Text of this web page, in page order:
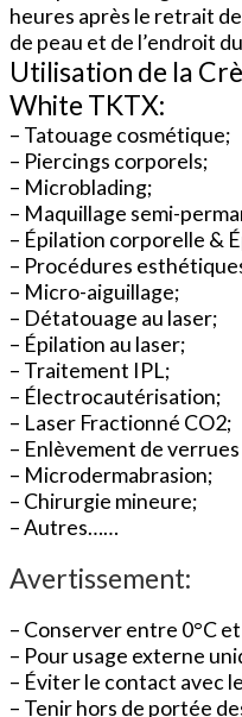
heures après le retrait
de peau et de l’endroit
Utilisation de la
White TKTX:
– Tatouage cosmétique;
– Piercings corporels;
– Microblading;
– Maquillage semi-
– Épilation corporelle &
– Procédures
– Micro-aiguillage;
– Détatouage au laser;
– Épilation au laser;
– Traitement IPL;
– Électrocautérisation;
– Laser Fractionné CO2;
– Enlèvement de
– Microdermabrasion;
– Chirurgie mineure;
– Autres……
Avertissement:
– Conserver entre 0°C et
– Pour usage externe
– Éviter le contact avec
– Tenir hors de portée